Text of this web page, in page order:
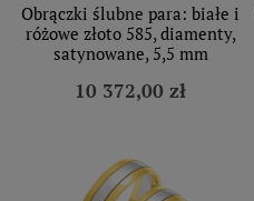
Obrączki ślubne para: białe i
różowe złoto 585, diamenty,
satynowane, 5,5 mm
10 372,00 zł